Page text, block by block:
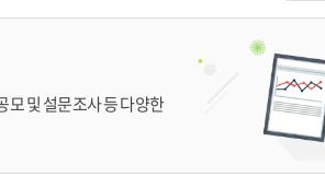
모 및 설문조사 등 다양한